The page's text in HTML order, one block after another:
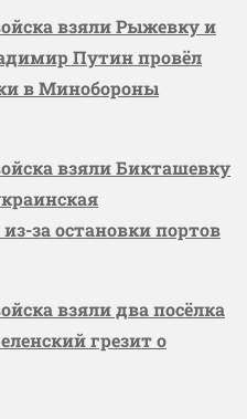
взяли Рыжевку и
Путин провёл
в Минобороны
взяли Бикташевку
за остановки портов
взяли два посёлка
грезит о